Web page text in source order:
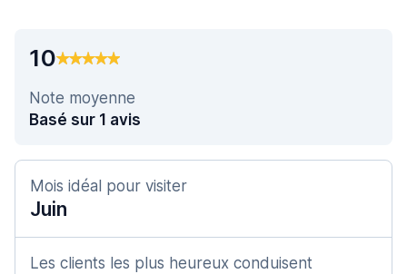
10
Note moyenne
Basé sur 1 avis
Mois idéal pour visiter
Juin
Les clients les plus heureux conduisent